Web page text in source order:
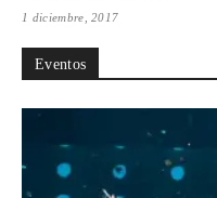
1 diciembre, 2017
Eventos